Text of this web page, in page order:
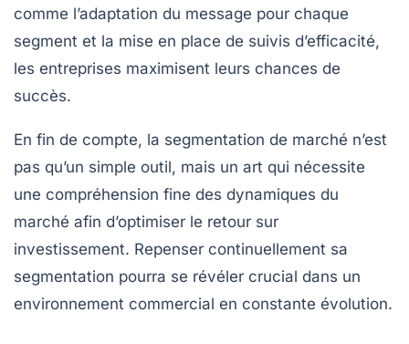
comme l’adaptation du message pour chaque
segment et la mise en place de suivis d’efficacité,
les entreprises maximisent leurs chances de
succès.
En fin de compte, la segmentation de marché n’est
pas qu’un simple outil, mais un art qui nécessite
une compréhension fine des dynamiques du
marché afin d’optimiser le retour sur
investissement. Repenser continuellement sa
segmentation pourra se révéler crucial dans un
environnement commercial en constante évolution.